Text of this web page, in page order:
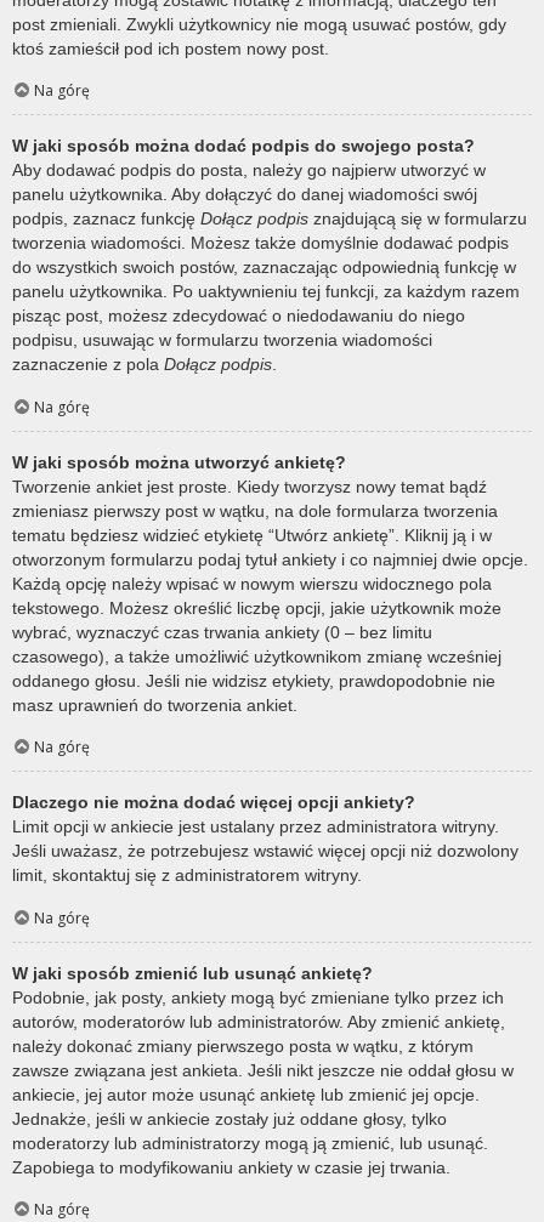
post zmieniali. Zwykli użytkownicy nie mogą usuwać postów, gdy
ktoś zamieścił pod ich postem nowy post.
Na górę
W jaki sposób można dodać podpis do swojego posta?
Aby dodawać podpis do posta, należy go najpierw utworzyć w
panelu użytkownika. Aby dołączyć do danej wiadomości swój
podpis, zaznacz funkcję Dołącz podpis znajdującą się w formularzu
tworzenia wiadomości. Możesz także domyślnie dodawać podpis
do wszystkich swoich postów, zaznaczając odpowiednią funkcję w
panelu użytkownika. Po uaktywnieniu tej funkcji, za każdym razem
pisząc post, możesz zdecydować o niedodawaniu do niego
podpisu, usuwając w formularzu tworzenia wiadomości
zaznaczenie z pola Dołącz podpis.
Na górę
W jaki sposób można utworzyć ankietę?
Tworzenie ankiet jest proste. Kiedy tworzysz nowy temat bądź
zmieniasz pierwszy post w wątku, na dole formularza tworzenia
tematu będziesz widzieć etykietę “Utwórz ankietę”. Kliknij ją i w
otworzonym formularzu podaj tytuł ankiety i co najmniej dwie opcje.
Każdą opcję należy wpisać w nowym wierszu widocznego pola
tekstowego. Możesz określić liczbę opcji, jakie użytkownik może
wybrać, wyznaczyć czas trwania ankiety (0 – bez limitu
czasowego), a także umożliwić użytkownikom zmianę wcześniej
oddanego głosu. Jeśli nie widzisz etykiety, prawdopodobnie nie
masz uprawnień do tworzenia ankiet.
Na górę
Dlaczego nie można dodać więcej opcji ankiety?
Limit opcji w ankiecie jest ustalany przez administratora witryny.
Jeśli uważasz, że potrzebujesz wstawić więcej opcji niż dozwolony
limit, skontaktuj się z administratorem witryny.
Na górę
W jaki sposób zmienić lub usunąć ankietę?
Podobnie, jak posty, ankiety mogą być zmieniane tylko przez ich
autorów, moderatorów lub administratorów. Aby zmienić ankietę,
należy dokonać zmiany pierwszego posta w wątku, z którym
zawsze związana jest ankieta. Jeśli nikt jeszcze nie oddał głosu w
ankiecie, jej autor może usunąć ankietę lub zmienić jej opcje.
Jednakże, jeśli w ankiecie zostały już oddane głosy, tylko
moderatorzy lub administratorzy mogą ją zmienić, lub usunąć.
Zapobiega to modyfikowaniu ankiety w czasie jej trwania.
Na górę